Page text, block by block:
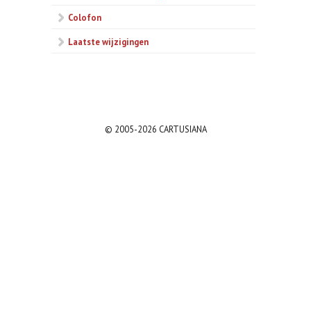
Colofon
Laatste wijzigingen
© 2005-2026 CARTUSIANA